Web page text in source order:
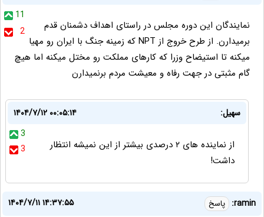
11
2
نمایندگان این دوره مجلس در راستای اهداف دشمنان قدم
برمیدارن. از طرح خروج از NPT که زمینه جنگ با ایران رو مهیا
میکنه تا استیضاح وزرا که کارهای مملکت رو مختل میکنه اما هیچ
گام مثبتی در جهت رفاه و معیشت مردم برنمیدارن
سهیل:
۱۴۰۴/۷/۱۲ ۰۰:۰۵:۱۴
3
3
از نماینده های ۲ درصدی بیشتر از این نمیشه انتظار
داشت!
ramin: پاسخ ۱۴۰۴/۷/۱۱ ۱۴:۳۷:۵۵